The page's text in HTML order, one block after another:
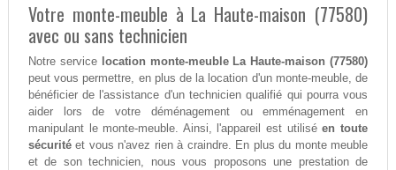
Votre monte-meuble à La Haute-maison (77580)
avec ou sans technicien
Notre service location monte-meuble La Haute-maison (77580)
peut vous permettre, en plus de la location d'un monte-meuble, de
bénéficier de l'assistance d'un technicien qualifié qui pourra vous
aider lors de votre déménagement ou emménagement en
manipulant le monte-meuble. Ainsi, l'appareil est utiliséen toute
sécuritéet vous n'avez rien à craindre. En plus du monte meuble
et de son technicien, nous vous proposons une prestation de